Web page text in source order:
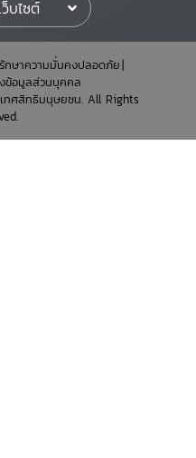
บไซต์
กษาความมั่นคงปลอดภัย
ข้อมูลส่วนบุคคล
ศสิทธิมนุษยชน. All Rights